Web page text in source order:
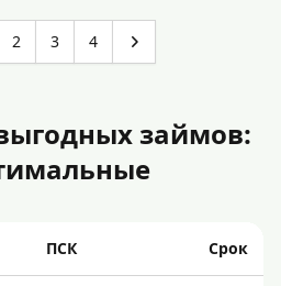
2 3 4
займов:
ПСК Срок